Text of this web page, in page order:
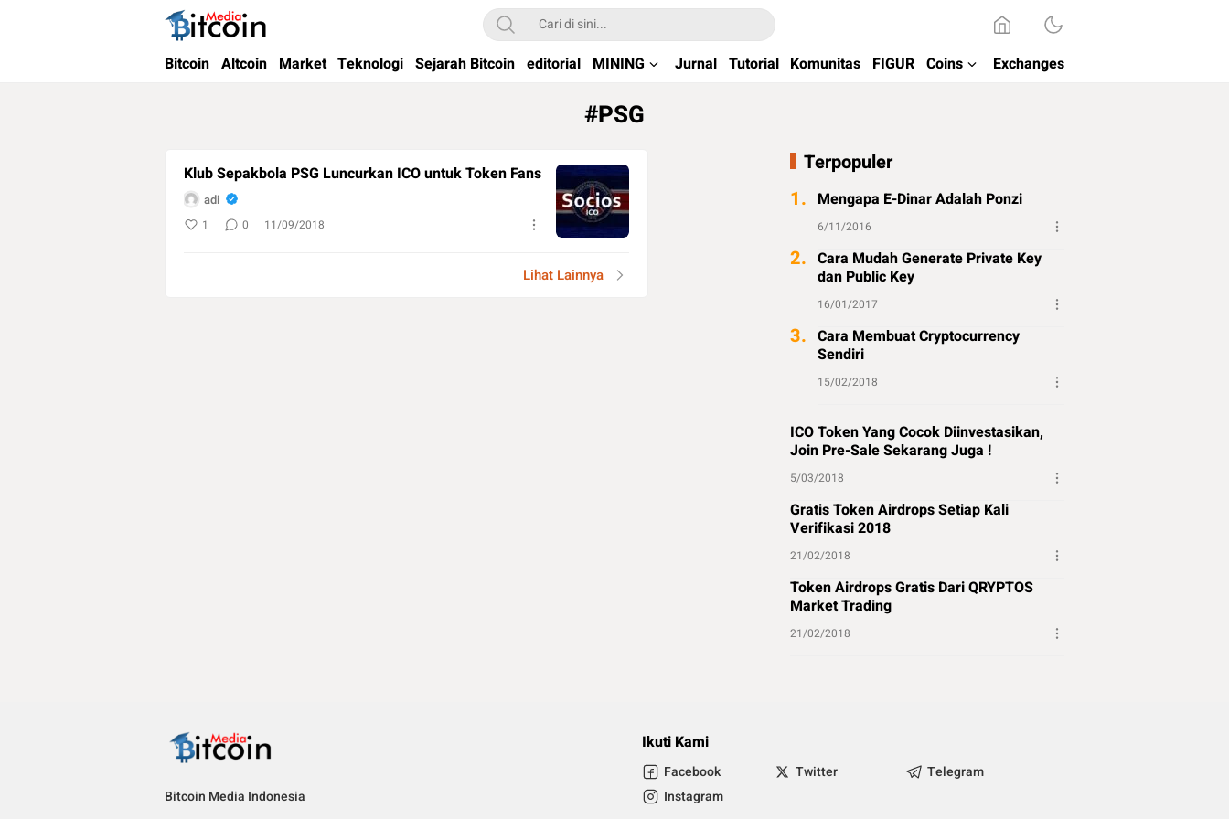
Bitcoin Media Indonesia
Media Bitcoin dan Cryptocurrency, dan Blockchain di Indonesia
Bitcoin Altcoin Market Teknologi Sejarah Bitcoin editorial MINING Jurnal Tutorial Komunitas FIGUR Coins Exchanges
#PSG
Klub Sepakbola PSG Luncurkan ICO untuk Token Fans
adi
1 0 11/09/2018
Lihat Lainnya
Terpopuler
1. Mengapa E-Dinar Adalah Ponzi
6/11/2016
2. Cara Mudah Generate Private Key
dan Public Key
16/01/2017
3. Cara Membuat Cryptocurrency
Sendiri
15/02/2018
ICO Token Yang Cocok Diinvestasikan,
Join Pre-Sale Sekarang Juga !
5/03/2018
Gratis Token Airdrops Setiap Kali
Verifikasi 2018
21/02/2018
Token Airdrops Gratis Dari QRYPTOS
Market Trading
21/02/2018
Bitcoin Media Indonesia
Ikuti Kami
Facebook Twitter
Telegram
Instagram